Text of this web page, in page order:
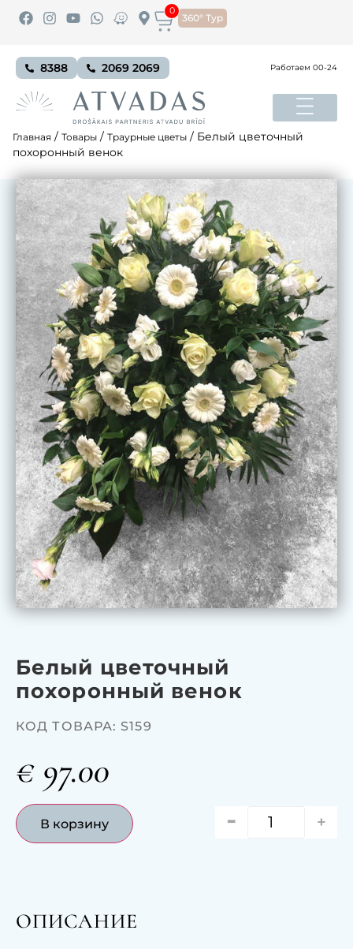
360° Тур
0
8388 2069 2069 Работаем 00-24
Главная / Товары / Траурные цветы / Белый цветочный
похоронный венок
Белый цветочный
похоронный венок
КОД ТОВАРА: S159
€ 97.00
- +
В корзину
ОПИСАНИЕ